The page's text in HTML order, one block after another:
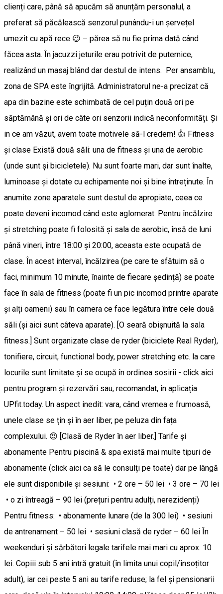
clienți care, până să apucăm să anunțăm personalul, a
preferat să păcălească senzorul punându-i un șervețel
umezit cu apă rece 😉 – părea să nu fie prima dată când
făcea asta. În jacuzzi jeturile erau potrivit de puternice,
realizând un masaj blând dar destul de intens. Per ansamblu,
zona de SPA este îngrijită. Administratorul ne-a precizat că
apa din bazine este schimbată de cel puțin două ori pe
săptămână și ori de câte ori senzorii indică neconformități. Și
in ce am văzut, avem toate motivele să-l credem! 👍 Fitness
și clase Există două săli: una de fitness și una de aerobic
(unde sunt și bicicletele). Nu sunt foarte mari, dar sunt înalte,
luminoase și dotate cu echipamente noi și bine întreținute. În
anumite zone aparatele sunt destul de apropiate, ceea ce
poate deveni incomod când este aglomerat. Pentru încălzire
și stretching poate fi folosită și sala de aerobic, însă de luni
până vineri, între 18:00 și 20:00, aceasta este ocupată de
clase. În acest interval, încălzirea (pe care te sfătuim să o
faci, minimum 10 minute, înainte de fiecare ședință) se poate
face în sala de fitness (poate fi un pic incomod printre aparate
și alți oameni) sau în camera ce face legătura între cele două
săli (și aici sunt câteva aparate). [O seară obișnuită la sala
fitness.] Sunt organizate clase de ryder (biciclete Real Ryder),
tonifiere, circuit, functional body, power stretching etc. la care
locurile sunt limitate și se ocupă în ordinea sosirii - click aici
pentru program și rezervări sau, recomandat, în aplicația
UPfit.today. Un aspect inedit: vara, când vremea e frumoasă,
unele clase se țin și în aer liber, pe peluza din fața
complexului. 😍 [Clasă de Ryder în aer liber.] Tarife și
abonamente Pentru piscină & spa există mai multe tipuri de
abonamente (click aici ca să le consulți pe toate) dar pe lângă
ele sunt disponibile și sesiuni: • 2 ore – 50 lei • 3 ore – 70 lei
• o zi întreagă – 90 lei (prețuri pentru adulți, nerezidenți)
Pentru fitness: • abonamente lunare (de la 300 lei) • sesiuni
de antrenament – 50 lei • sesiuni clasă de ryder – 60 lei În
weekenduri și sărbători legale tarifele mai mari cu aprox. 10
lei. Copiii sub 5 ani intră gratuit (în limita unui copil/însoțitor
adult), iar cei peste 5 ani au tarife reduse; la fel și pensionarii